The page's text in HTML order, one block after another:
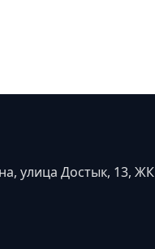
улица Достык, 13, ЖК